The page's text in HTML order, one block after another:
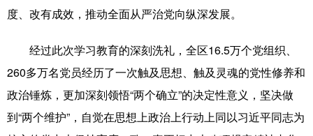
北京 天津 河北
辽宁 吉林 上海 江苏
浙江 安徽 福建 江西
山东 河南 湖北 湖南
度、改有成效，推动全面从严治党向纵深发展。
经过此次学习教育的深刻洗礼，全区16.5万个党组织、
260多万名党员经历了一次触及思想、触及灵魂的党性修养和
政治锤炼，更加深刻领悟“两个确立”的决定性意义，坚决做
到“两个维护”，自觉在思想上政治上行动上同以习近平同志为